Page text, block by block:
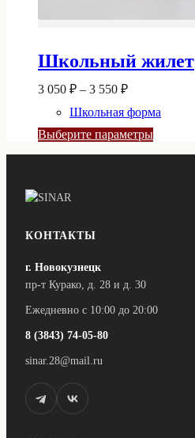
Школьный жилет
3 050 ₽ – 3 550 ₽Диапазон
3
050 ₽
–
Школьная форма
Выберите параметры
Этот
вариаций.
Опции
выбрать
странице
товара.
КОНТАКТЫ
г. Новокузнецк
пр-т Курако, д. 28 и д. 30
Ежедневно с 10:00 до 20:00
8 (3843) 74-05-80
sinar.28@mail.ru